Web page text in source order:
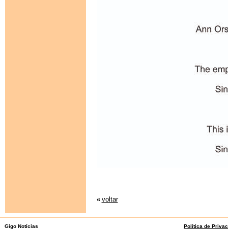
« voltar
Gigo Notícias Política de